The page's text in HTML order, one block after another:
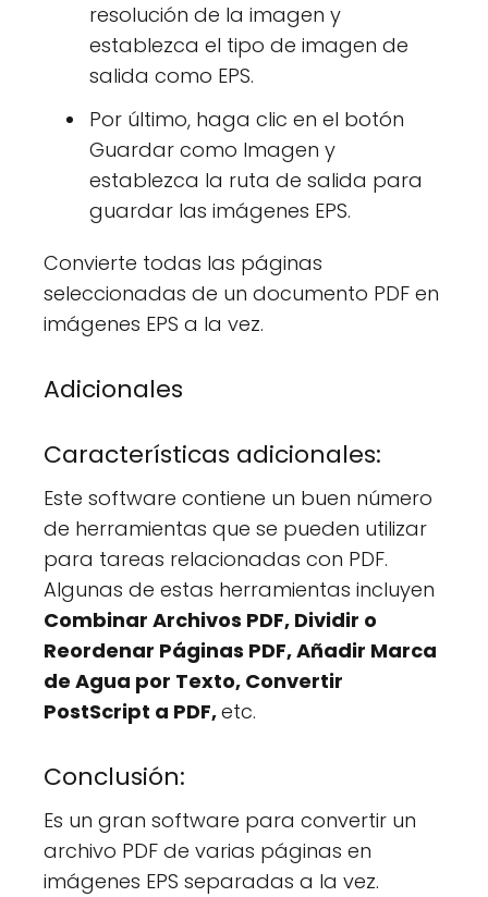
resolución de la imagen y
establezca el tipo de imagen de
salida como EPS.
Por último, haga clic en el botón
Guardar como Imagen y
establezca la ruta de salida para
guardar las imágenes EPS.
Convierte todas las páginas
seleccionadas de un documento PDF en
imágenes EPS a la vez.
Adicionales
Características adicionales:
Este software contiene un buen número
de herramientas que se pueden utilizar
para tareas relacionadas con PDF.
Algunas de estas herramientas incluyen
Combinar Archivos PDF, Dividir o
Reordenar Páginas PDF, Añadir Marca
de Agua por Texto, Convertir
PostScript a PDF,etc.
Conclusión:
Es un gran software para convertir un
archivo PDF de varias páginas en
imágenes EPS separadas a la vez.